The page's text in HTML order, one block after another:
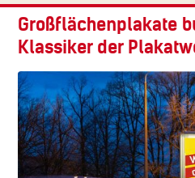
Großflächenplakate
Klassiker der